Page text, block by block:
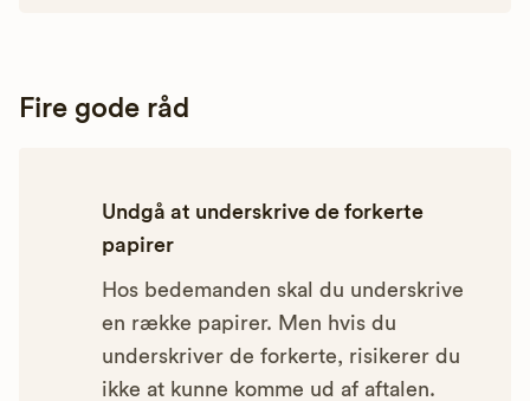
Fire gode råd
Undgå at underskrive de forkerte
papirer
Hos bedemanden skal du underskrive
en række papirer. Men hvis du
underskriver de forkerte, risikerer du
ikke at kunne komme ud af aftalen.